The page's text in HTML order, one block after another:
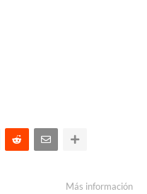
Más información